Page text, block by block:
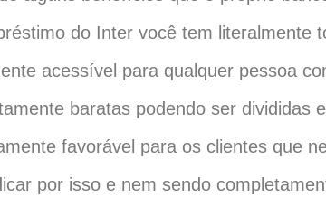
do Inter você tem literalmente
acessível para qualquer pessoa
baratas podendo ser
favorável para os clientes que
por isso e nem sendo